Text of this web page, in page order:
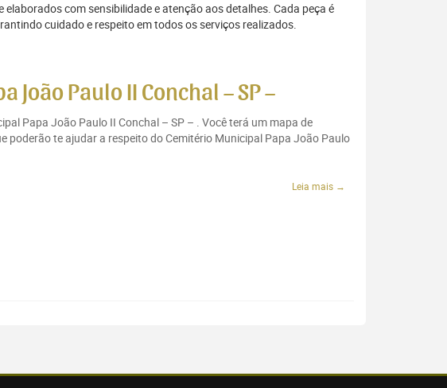
com sensibilidade e atenção aos detalhes. Cada peça é
cuidado e respeito em todos os serviços realizados.
João Paulo II Conchal – SP –
Papa João Paulo II Conchal – SP – . Você terá um mapa de
poderão te ajudar a respeito do Cemitério Municipal Papa João Paulo
Leia mais →